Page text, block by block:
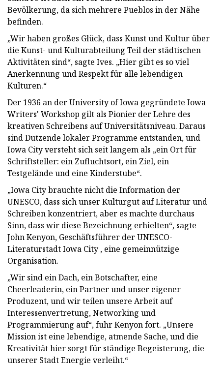
Bevölkerung, da sich mehrere Pueblos in der Nähe
befinden.
„Wir haben großes Glück, dass Kunst und Kultur über
die Kunst- und Kulturabteilung Teil der städtischen
Aktivitäten sind“, sagte Ives. „Hier gibt es so viel
Anerkennung und Respekt für alle lebendigen
Kulturen.“
Der 1936 an der University of Iowa gegründete Iowa
Writers' Workshop gilt als Pionier der Lehre des
kreativen Schreibens auf Universitätsniveau. Daraus
sind Dutzende lokaler Programme entstanden, und
Iowa City versteht sich seit langem als „ein Ort für
Schriftsteller: ein Zufluchtsort, ein Ziel, ein
Testgelände und eine Kinderstube“.
„Iowa City brauchte nicht die Information der
UNESCO, dass sich unser Kulturgut auf Literatur und
Schreiben konzentriert, aber es machte durchaus
Sinn, dass wir diese Bezeichnung erhielten“, sagte
John Kenyon, Geschäftsführer der UNESCO-
Literaturstadt Iowa City , eine gemeinnützige
Organisation.
„Wir sind ein Dach, ein Botschafter, eine
Cheerleaderin, ein Partner und unser eigener
Produzent, und wir teilen unsere Arbeit auf
Interessenvertretung, Networking und
Programmierung auf“, fuhr Kenyon fort. „Unsere
Mission ist eine lebendige, atmende Sache, und die
Kreativität hier sorgt für ständige Begeisterung, die
unserer Stadt Energie verleiht.“